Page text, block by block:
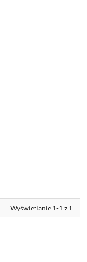
Wyświetlanie 1-1 z 1